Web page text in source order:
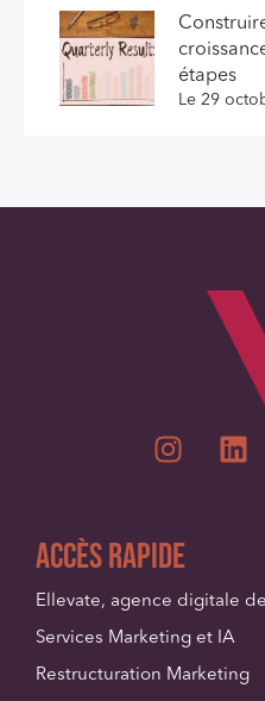
étapes
Le 29
Accès Rapide
Ellevate, agence digitale
Services Marketing et IA
Restructuration Marketing